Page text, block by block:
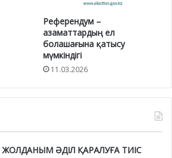
Референдум –
азаматтардың ел
болашағына қатысу
мүмкіндігі
11.03.2026
ЖОЛДАНЫМ ӘДІЛ ҚАРАЛУҒА ТИІС